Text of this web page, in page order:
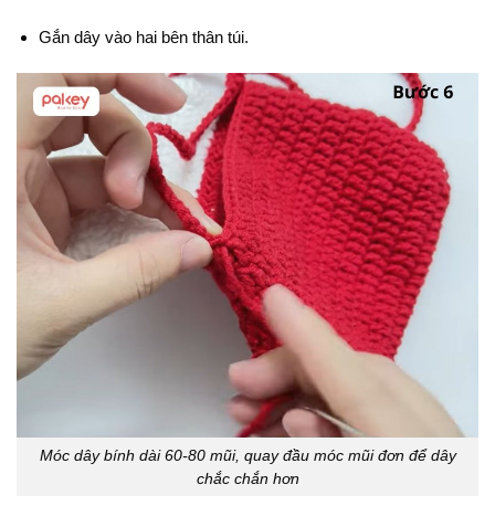
Gắn dây vào hai bên thân túi.
Móc dây bính dài 60-80 mũi, quay đầu móc mũi đơn để dây
chắc chắn hơn